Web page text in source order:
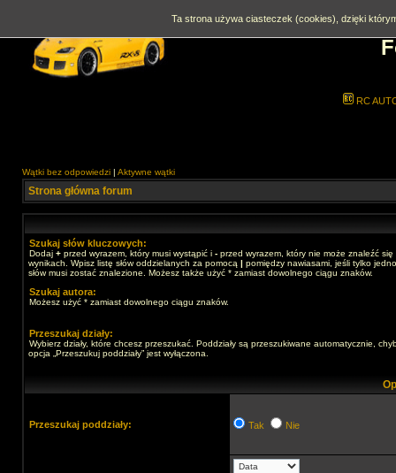
RC
Wątki bez odpowiedzi | Aktywne wątki
Strona główna forum
Szukaj słów kluczowych:
Dodaj + przed wyrazem, który musi wystąpić i - przed wyrazem, który nie może znaleźć się
wynikach. Wpisz listę słów oddzielanych za pomocą | pomiędzy nawiasami, jeśli tylko
słów musi zostać znalezione. Możesz także użyć * zamiast dowolnego ciągu znaków.
Szukaj autora:
Możesz użyć * zamiast dowolnego ciągu znaków.
Przeszukaj działy:
Wybierz działy, które chcesz przeszukać. Poddziały są przeszukiwane automatycznie,
opcja „Przeszukuj poddziały” jest wyłączona.
Przeszukaj poddziały: Tak Nie
Ta strona używa ciasteczek (cookies), dzięki